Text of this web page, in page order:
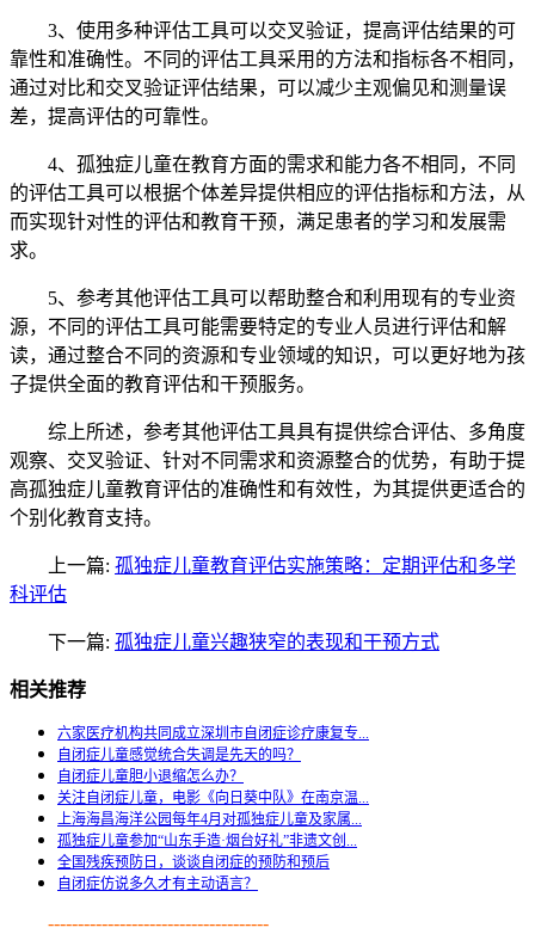
3、使用多种评估工具可以交叉验证，提高评估结果的可
靠性和准确性。不同的评估工具采用的方法和指标各不相同，
通过对比和交叉验证评估结果，可以减少主观偏见和测量误
差，提高评估的可靠性。
4、孤独症儿童在教育方面的需求和能力各不相同，不同
的评估工具可以根据个体差异提供相应的评估指标和方法，从
而实现针对性的评估和教育干预，满足患者的学习和发展需
求。
5、参考其他评估工具可以帮助整合和利用现有的专业资
源，不同的评估工具可能需要特定的专业人员进行评估和解
读，通过整合不同的资源和专业领域的知识，可以更好地为孩
子提供全面的教育评估和干预服务。
综上所述，参考其他评估工具具有提供综合评估、多角度
观察、交叉验证、针对不同需求和资源整合的优势，有助于提
高孤独症儿童教育评估的准确性和有效性，为其提供更适合的
个别化教育支持。
上一篇: 孤独症儿童教育评估实施策略：定期评估和多学
科评估
下一篇: 孤独症儿童兴趣狭窄的表现和干预方式
相关推荐
六家医疗机构共同成立深圳市自闭症诊疗康复专...
自闭症儿童感觉统合失调是先天的吗？
自闭症儿童胆小退缩怎么办？
关注自闭症儿童，电影《向日葵中队》在南京温...
上海海昌海洋公园每年4月对孤独症儿童及家属...
孤独症儿童参加“山东手造·烟台好礼”非遗文创...
全国残疾预防日，谈谈自闭症的预防和预后
自闭症仿说多久才有主动语言？
-------------------------------------